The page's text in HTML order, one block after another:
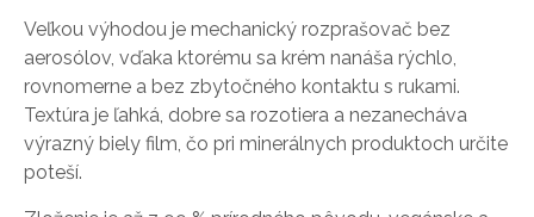
Veľkou výhodou je mechanický rozprašovač bez
aerosólov, vďaka ktorému sa krém nanáša rýchlo,
rovnomerne a bez zbytočného kontaktu s rukami.
Textúra je ľahká, dobre sa rozotiera a nezanecháva
výrazný biely film, čo pri minerálnych produktoch určite
poteší.